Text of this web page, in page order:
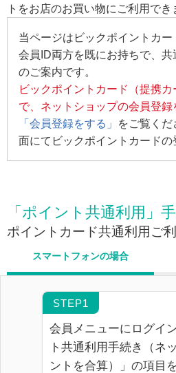
トをお店のお買い物にご利用でき
当ページはビックポイントカ
会員ID両方を既にお持ちで、
のご案内です。
ビックポイントカード（提携
で、ネットショップの会員登
「会員登録をする」
をご覧く
面にてビックポイントカードの
「ポイント共通利用」
ポイントカード共通利用ご
スマートフォンの場合
会員メニューにログイ
ト共通利用手続き（ネ
ントを合算）」の項目